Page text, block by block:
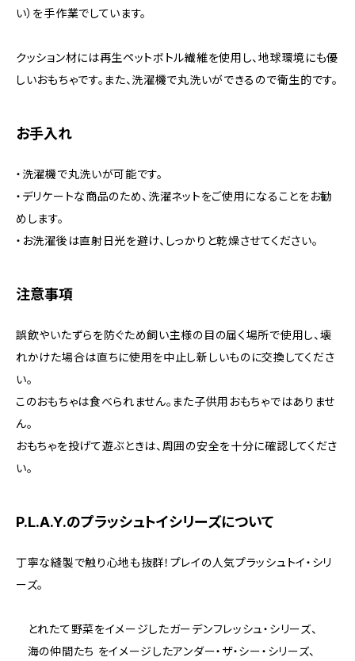
い）を手作業でしています。
クッション材には再生ペットボトル繊維を使用し、地球環境にも優
しいおもちゃです。また、洗濯機で丸洗いができるので衛生的です。
お手入れ
・洗濯機で丸洗いが可能です。
・デリケートな商品のため、洗濯ネットをご使用になることをお勧
めします。
・お洗濯後は直射日光を避け、しっかりと乾燥させてください。
注意事項
誤飲やいたずらを防ぐため飼い主様の目の届く場所で使用し、壊
れかけた場合は直ちに使用を中止し新しいものに交換してくださ
い。
このおもちゃは食べられません。また子供用おもちゃではありませ
ん。
おもちゃを投げて遊ぶときは、周囲の安全を十分に確認してくださ
い。
P.L.A.Y.のプラッシュトイシリーズについて
丁寧な縫製で触り心地も抜群！プレイの人気プラッシュトイ・シリ
ーズ。
とれたて野菜をイメージしたガーデンフレッシュ・シリーズ、
海の仲間たち をイメージしたアンダー・ザ・シー・シリーズ、